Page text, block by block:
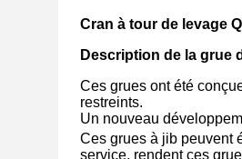
Cran à tour de levage
Description de la grue
Ces grues ont été
restreints.
Un nouveau
Ces grues à jib peuvent
service, rendent ces